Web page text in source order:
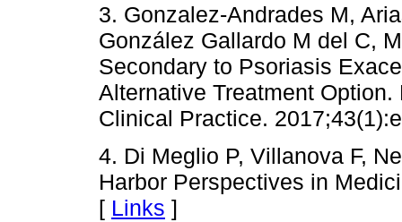
3. Gonzalez-Andrades M,
González Gallardo M del C,
Secondary to Psoriasis
Alternative Treatment
Clinical Practice.
4. Di Meglio P, Villanova F,
Harbor Perspectives in
[ Links ]